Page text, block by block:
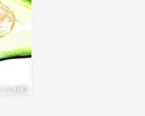
© LAVES